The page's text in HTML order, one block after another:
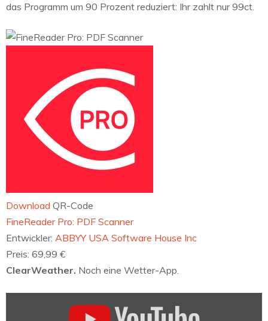
das Programm um 90 Prozent reduziert: Ihr zahlt nur 99ct.
Download QR-Code
‎FineReader Pro: PDF Scanner
Entwickler: ABBYY USA Software House Inc
Preis: 69,99 €
ClearWeather. Noch eine Wetter-App.